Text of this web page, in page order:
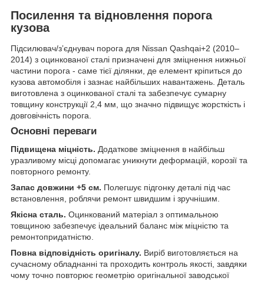
Посилення та відновлення порога
кузова
Підсилювач/зʼєднувач порога для Nissan Qashqai+2 (2010–
2014) з оцинкованої сталі призначені для зміцнення нижньої
частини порога - саме тієї ділянки, де елемент кріпиться до
кузова автомобіля і зазнає найбільших навантажень. Деталь
виготовлена з оцинкованої сталі та забезпечує сумарну
товщину конструкції 2,4 мм, що значно підвищує жорсткість і
довговічність порога.
Основні переваги
Підвищена міцність. Додаткове зміцнення в найбільш
уразливому місці допомагає уникнути деформацій, корозії та
повторного ремонту.
Запас довжини +5 см. Полегшує підгонку деталі під час
встановлення, роблячи ремонт швидшим і зручнішим.
Якісна сталь. Оцинкований матеріал з оптимальною
товщиною забезпечує ідеальний баланс між міцністю та
ремонтопридатністю.
Повна відповідність оригіналу. Виріб виготовляється на
сучасному обладнанні та проходить контроль якості, завдяки
чому точно повторює геометрію оригінальної заводської